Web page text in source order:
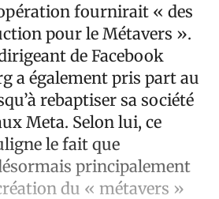
fournirait « des
pour le Métavers ».
de Facebook
a également pris part au
rebaptiser sa société
Meta. Selon lui, ce
le fait que
principalement
du « métavers »